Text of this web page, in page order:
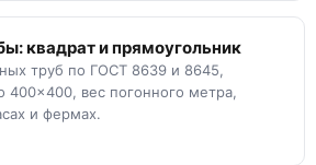
квадрат и прямоугольник
труб по ГОСТ 8639 и 8645,
400×400, вес погонного метра,
и фермах.